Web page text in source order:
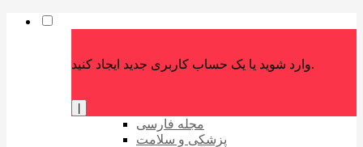
وارد شوید یا یک حساب کاربری جدید ایجاد کنید.
مجله فارسی
پزشکی و سلامت